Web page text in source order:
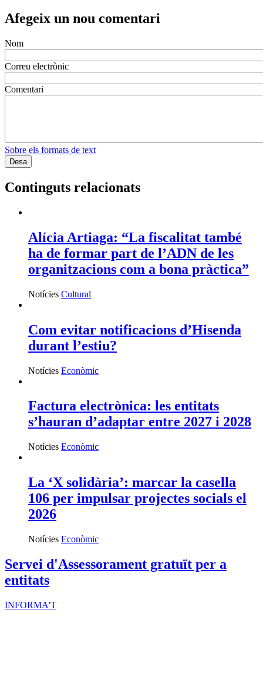
Afegeix un nou comentari
Nom
Correu electrònic
Comentari
Sobre els formats de text
Continguts relacionats
Alícia Artiaga: “La fiscalitat també
ha de formar part de l’ADN de les
organitzacions com a bona pràctica”
Notícies Cultural
Com evitar notificacions d’Hisenda
durant l’estiu?
Notícies Econòmic
Factura electrònica: les entitats
s’hauran d’adaptar entre 2027 i 2028
Notícies Econòmic
La ‘X solidària’: marcar la casella
106 per impulsar projectes socials el
2026
Notícies Econòmic
Servei d'Assessorament gratuït per a
entitats
INFORMA'T